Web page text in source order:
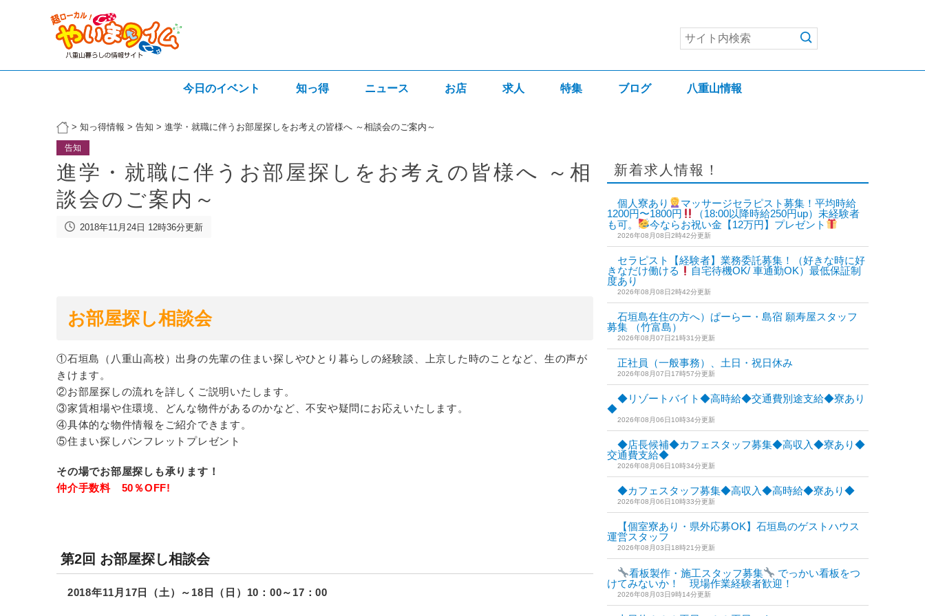
今日のイベント 知っ得 ニュース お店 求人 特集 ブログ 八重山情報
> 知っ得情報 > 告知 > 進学・就職に伴うお部屋探しをお考えの皆様へ ～相談会のご案内～
告知
進学・就職に伴うお部屋探しをお考えの皆様へ ～相
談会のご案内～
2018年11月24日 12時36分更新
お部屋探し相談会
①石垣島（八重山高校）出身の先輩の住まい探しやひとり暮らしの経験談、上京した時のことなど、生の声が
きけます。
②お部屋探しの流れを詳しくご説明いたします。
③家賃相場や住環境、どんな物件があるのかなど、不安や疑問にお応えいたします。
④具体的な物件情報をご紹介できます。
⑤住まい探しパンフレットプレゼント
その場でお部屋探しも承ります！
仲介手数料 50％OFF!
第2回 お部屋探し相談会
2018年11月17日（土）～18日（日）10：00～17：00
新着求人情報！
個人寮あり
マッサージセラピスト募集！平均時給
1200円〜1800円
（18:00以降時給250円up）未経験者
も可。
今ならお祝い金【12万円】プレゼント
2026年08月08日2時42分更新
セラピスト【経験者】業務委託募集！（好きな時に好
きなだけ働ける
自宅待機OK/ 車通勤OK）最低保証制
度あり
2026年08月08日2時42分更新
石垣島在住の方へ）ぱーらー・島宿 願寿屋スタッフ
募集 （竹富島）
2026年08月07日21時31分更新
正社員（一般事務）、土日・祝日休み
2026年08月07日17時57分更新
◆リゾートバイト◆高時給◆交通費別途支給◆寮あり
◆
2026年08月06日10時34分更新
◆店長候補◆カフェスタッフ募集◆高収入◆寮あり◆
交通費支給◆
2026年08月06日10時34分更新
◆カフェスタッフ募集◆高収入◆高時給◆寮あり◆
2026年08月06日10時33分更新
【個室寮あり・県外応募OK】石垣島のゲストハウス
運営スタッフ
2026年08月03日18時21分更新
看板製作・施工スタッフ募集
でっかい看板をつ
けてみないか！ 現場作業経験者歓迎！
2026年08月03日9時14分更新